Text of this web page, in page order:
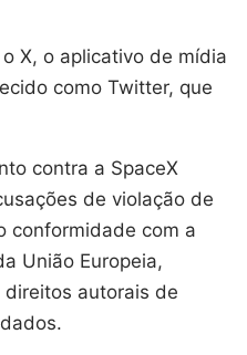
X, o aplicativo de mídia
como Twitter, que
contra a SpaceX
de violação de
conformidade com a
União Europeia,
autorais de